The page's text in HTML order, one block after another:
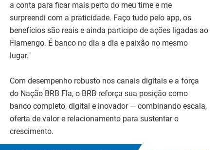
a conta para ficar mais perto do meu time e me
surpreendi com a praticidade. Faço tudo pelo app, os
benefícios são reais e ainda participo de ações ligadas ao
Flamengo. É banco no dia a dia e paixão no mesmo
lugar."
Com desempenho robusto nos canais digitais e a força
do Nação BRB Fla, o BRB reforça sua posição como
banco completo, digital e inovador — combinando escala,
oferta de valor e relacionamento para sustentar o
crescimento.